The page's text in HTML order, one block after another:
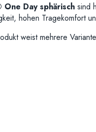
One Day sphärisch sind
hohen Tragekomfort
weist mehrere